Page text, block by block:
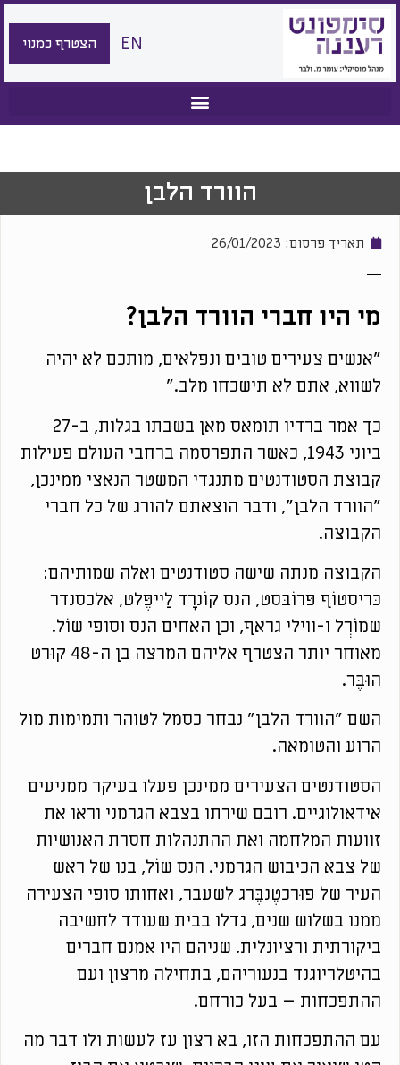
EN הצטרף כמנוי
הוורד הלבן
תאריך פרסום: 26/01/2023
מי היו חברי הוורד הלבן?
"אנשים צעירים טובים ונפלאים, מותכם לא יהיה
לשווא, אתם לא תישכחו מלב."
כך אמר ברדיו תומאס מאן בשבתו בגלות, ב-27
ביוני 1943, כאשר התפרסמה ברחבי העולם פעילות
קבוצת הסטודנטים מתנגדי המשטר הנאצי ממינכן,
"הוורד הלבן", ודבר הוצאתם להורג של כל חברי
הקבוצה.
הקבוצה מנתה שישה סטודנטים ואלה שמותיהם:
כּריסטוֹף פּרוֹבּסט, הנס קוֹנרָד לַייפֶּלט, אלכסנדר
שמוֹרְל ו-ווילי גראף, וכן האחים הנס וסופי שוֹל.
מאוחר יותר הצטרף אליהם המרצה בן ה-48 קוּרט
הוּבֶּר.
השם "הוורד הלבן" נבחר כסמל לטוהר ותמימות מול
הרוע והטומאה.
הסטודנטים הצעירים ממינכן פעלו בעיקר ממניעים
אידאולוגיים. רובם שירתו בצבא הגרמני וראו את
זוועות המלחמה ואת ההתנהלות חסרת האנושיות
של צבא הכיבוש הגרמני. הנס שוֹל, בנו של ראש
העיר של פוּרכטֶנבֶּרג לשעבר, ואחותו סופי הצעירה
ממנו בשלוש שנים, גדלו בבית שעודד לחשיבה
ביקורתית ורציונלית. שניהם היו אמנם חברים
בהיטלריוגנד בנעוריהם, בתחילה מרצון ועם
ההתפכחות – בעל כורחם.
עם ההתפכחות הזו, בא רצון עז לעשות ולו דבר מה